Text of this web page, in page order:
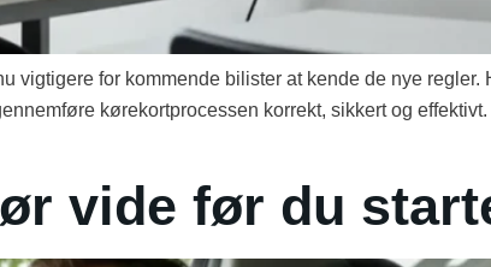
for kommende bilister at kende de nye regler.
kørekortprocessen korrekt, sikkert og
vide før du